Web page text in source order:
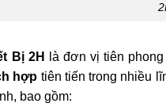
Bị 2H là đơn vị tiên
hợp tiên tiến trong nhiều
bao gồm: